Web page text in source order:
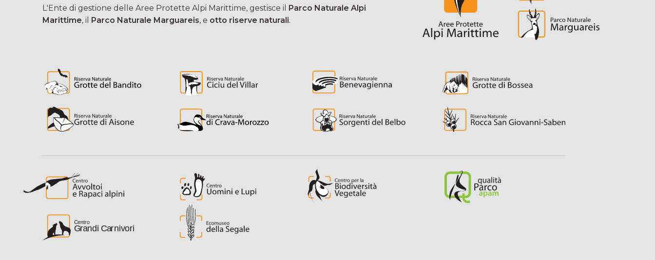
L'Ente di gestione delle Aree Protette Alpi Marittime, gestisce il Parco Naturale Alpi
Marittime, il Parco Naturale Marguareis, e otto riserve naturali.